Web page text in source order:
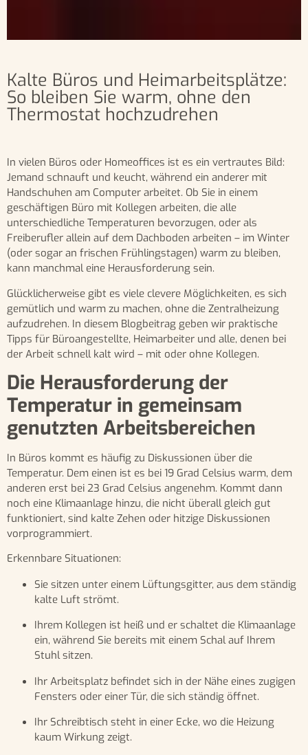
Kalte Büros und Heimarbeitsplätze:
So bleiben Sie warm, ohne den
Thermostat hochzudrehen
In vielen Büros oder Homeoffices ist es ein vertrautes Bild:
Jemand schnauft und keucht, während ein anderer mit
Handschuhen am Computer arbeitet. Ob Sie in einem
geschäftigen Büro mit Kollegen arbeiten, die alle
unterschiedliche Temperaturen bevorzugen, oder als
Freiberufler allein auf dem Dachboden arbeiten – im Winter
(oder sogar an frischen Frühlingstagen) warm zu bleiben,
kann manchmal eine Herausforderung sein.
Glücklicherweise gibt es viele clevere Möglichkeiten, es sich
gemütlich und warm zu machen, ohne die Zentralheizung
aufzudrehen. In diesem Blogbeitrag geben wir praktische
Tipps für Büroangestellte, Heimarbeiter und alle, denen bei
der Arbeit schnell kalt wird – mit oder ohne Kollegen.
Die Herausforderung der
Temperatur in gemeinsam
genutzten Arbeitsbereichen
In Büros kommt es häufig zu Diskussionen über die
Temperatur. Dem einen ist es bei 19 Grad Celsius warm, dem
anderen erst bei 23 Grad Celsius angenehm. Kommt dann
noch eine Klimaanlage hinzu, die nicht überall gleich gut
funktioniert, sind kalte Zehen oder hitzige Diskussionen
vorprogrammiert.
Erkennbare Situationen:
Sie sitzen unter einem Lüftungsgitter, aus dem ständig
kalte Luft strömt.
Ihrem Kollegen ist heiß und er schaltet die Klimaanlage
ein, während Sie bereits mit einem Schal auf Ihrem
Stuhl sitzen.
Ihr Arbeitsplatz befindet sich in der Nähe eines zugigen
Fensters oder einer Tür, die sich ständig öffnet.
Ihr Schreibtisch steht in einer Ecke, wo die Heizung
kaum Wirkung zeigt.